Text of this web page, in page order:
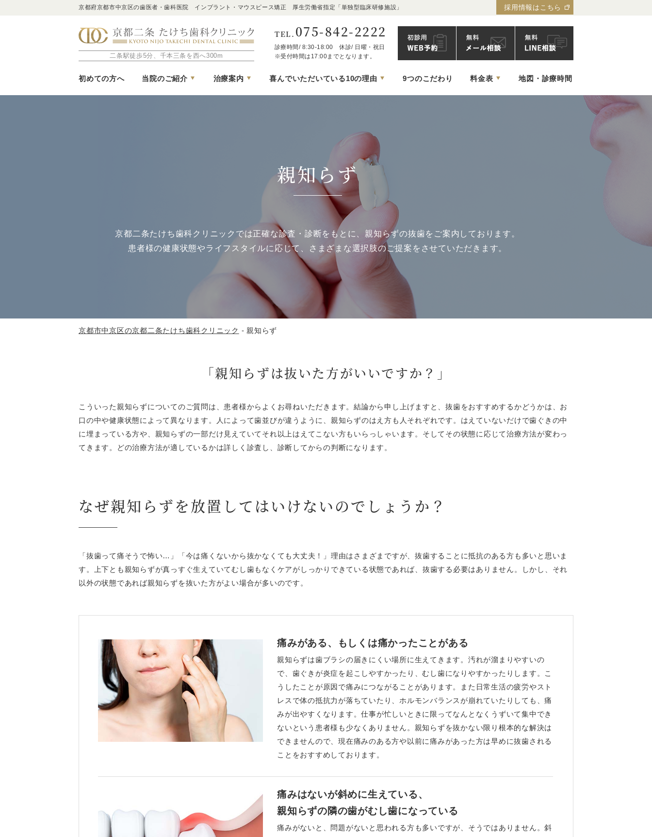
京都府京都市中京区の歯医者・歯科医院 インプラント・マウスピース矯正 厚生労働省指定「単独型臨床研修施設」 採用情報はこちら
京都市中京区の歯医者｜京都二条たけち歯科クリニック
二条駅徒歩5分、千本三条を西へ300m
TEL. 075-842-2222
診療時間/ 8:30-18:00 休診/ 日曜・祝日
※受付時間は17:00までとなります。
初めての方へ 当院のご紹介 治療案内 喜んでいただいている10の理由 9つのこだわり 料金表 地図・診療時間
親知らず
京都二条たけち歯科クリニックでは正確な診査・診断をもとに、親知らずの抜歯をご案内しております。
患者様の健康状態やライフスタイルに応じて、さまざまな選択肢のご提案をさせていただきます。
京都市中京区の京都二条たけち歯科クリニック - 親知らず
「親知らずは抜いた方がいいですか？」
こういった親知らずについてのご質問は、患者様からよくお尋ねいただきます。結論から申し上げますと、抜歯をおすすめするかどうかは、お
口の中や健康状態によって異なります。人によって歯並びが違うように、親知らずのはえ方も人それぞれです。はえていないだけで歯ぐきの中
に埋まっている方や、親知らずの一部だけ見えていてそれ以上はえてこない方もいらっしゃいます。そしてその状態に応じて治療方法が変わっ
てきます。どの治療方法が適しているかは詳しく診査し、診断してからの判断になります。
なぜ親知らずを放置してはいけないのでしょうか？
「抜歯って痛そうで怖い…」「今は痛くないから抜かなくても大丈夫！」理由はさまざまですが、抜歯することに抵抗のある方も多いと思いま
す。上下とも親知らずが真っすぐ生えていてむし歯もなくケアがしっかりできている状態であれば、抜歯する必要はありません。しかし、それ
以外の状態であれば親知らずを抜いた方がよい場合が多いのです。
痛みがある、もしくは痛かったことがある
親知らずは歯ブラシの届きにくい場所に生えてきます。汚れが溜まりやすいの
で、歯ぐきが炎症を起こしやすかったり、むし歯になりやすかったりします。こ
うしたことが原因で痛みにつながることがあります。また日常生活の疲労やスト
レスで体の抵抗力が落ちていたり、ホルモンバランスが崩れていたりしても、痛
みが出やすくなります。仕事が忙しいときに限ってなんとなくうずいて集中でき
ないという患者様も少なくありません。親知らずを抜かない限り根本的な解決は
できませんので、現在痛みのある方や以前に痛みがあった方は早めに抜歯される
ことをおすすめしております。
痛みはないが斜めに生えている、
親知らずの隣の歯がむし歯になっている
痛みがないと、問題がないと思われる方も多いですが、そうではありません。斜